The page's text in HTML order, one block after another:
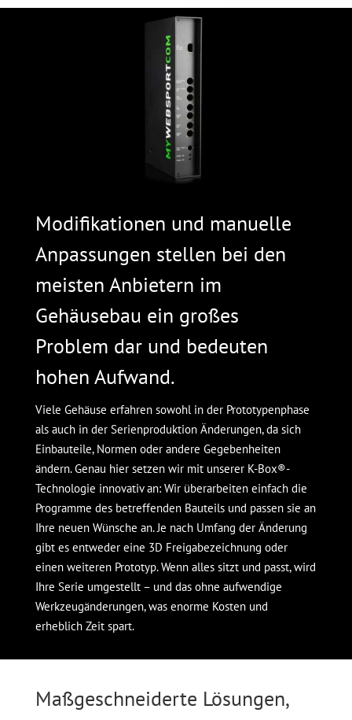
Modifikationen und manuelle
Anpassungen stellen bei den
meisten Anbietern im
Gehäusebau ein großes
Problem dar und bedeuten
hohen Aufwand.
Viele Gehäuse erfahren sowohl in der Prototypenphase
als auch in der Serienproduktion Änderungen, da sich
Einbauteile, Normen oder andere Gegebenheiten
ändern. Genau hier setzen wir mit unserer K-Box®-
Technologie innovativ an: Wir überarbeiten einfach die
Programme des betreffenden Bauteils und passen sie an
Ihre neuen Wünsche an. Je nach Umfang der Änderung
gibt es entweder eine 3D Freigabezeichnung oder
einen weiteren Prototyp. Wenn alles sitzt und passt, wird
Ihre Serie umgestellt – und das ohne aufwendige
Werkzeugänderungen, was enorme Kosten und
erheblich Zeit spart.
Maßgeschneiderte Lösungen,